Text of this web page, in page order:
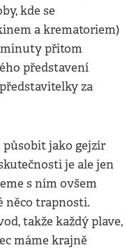
kde se
a krematoriem)
minuty přitom
představení
za
působit jako gejzír
je ale jen
s ním ovšem
něco trapnosti.
takže každý plave,
máme krajně